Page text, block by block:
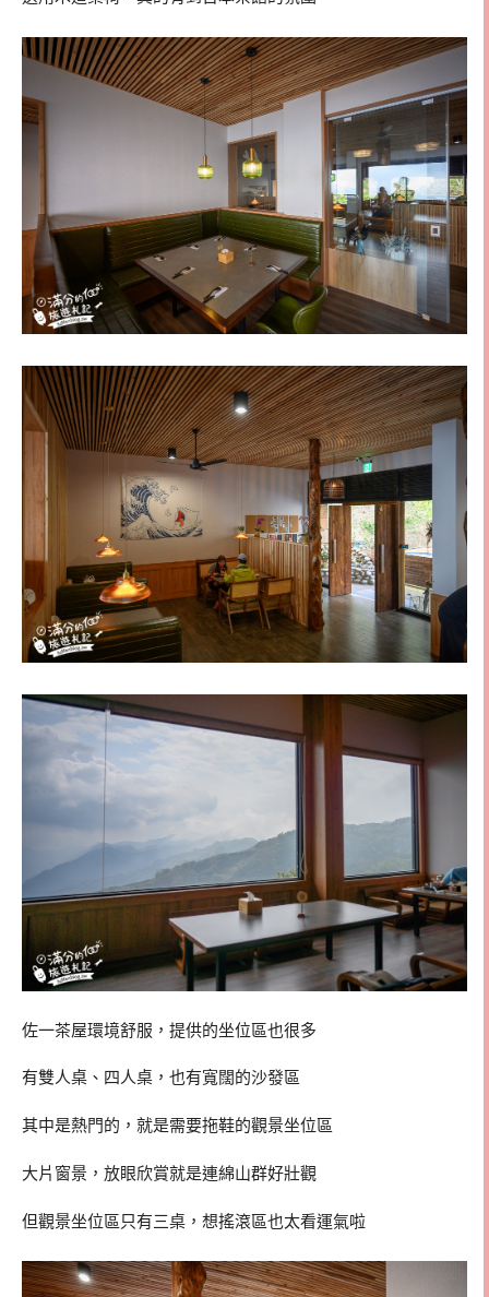
佐一茶屋環境舒服，提供的坐位區也很多
有雙人桌、四人桌，也有寬闊的沙發區
其中是熱門的，就是需要拖鞋的觀景坐位區
大片窗景，放眼欣賞就是連綿山群好壯觀
但觀景坐位區只有三桌，想搖滾區也太看運氣啦